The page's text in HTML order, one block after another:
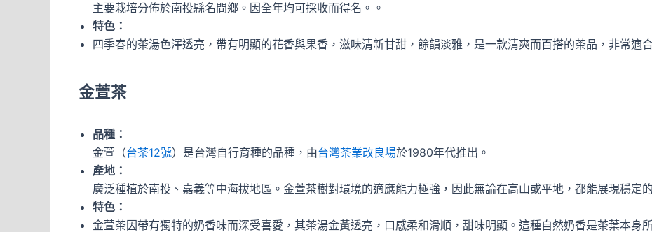
主要栽培分佈於南投縣名間鄉。因全年均可採收而得名。。
特色：
四季春的茶湯色澤透亮，帶有明顯的花香與果香，滋味清新甘甜，餘韻淡雅，是一款清爽而百搭的茶品，非常適
金萱茶
品種：
金萱（台茶12號）是台灣自行育種的品種，由台灣茶業改良場於1980年代推出。
產地：
廣泛種植於南投、嘉義等中海拔地區。金萱茶樹對環境的適應能力極強，因此無論在高山或平地，都能展現穩定
特色：
金萱茶因帶有獨特的奶香味而深受喜愛，其茶湯金黃透亮，口感柔和滑順，甜味明顯。這種自然奶香是茶葉本身